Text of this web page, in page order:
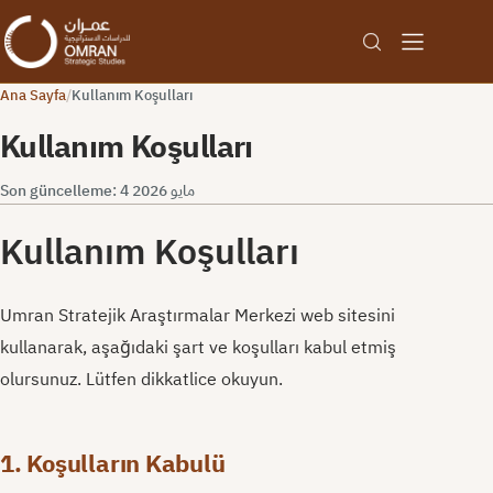
Ana Sayfa/Kullanım Koşulları
Kullanım Koşulları
Son güncelleme: 4 مايو 2026
Kullanım Koşulları
Umran Stratejik Araştırmalar Merkezi web sitesini
kullanarak, aşağıdaki şart ve koşulları kabul etmiş
olursunuz. Lütfen dikkatlice okuyun.
1. Koşulların Kabulü